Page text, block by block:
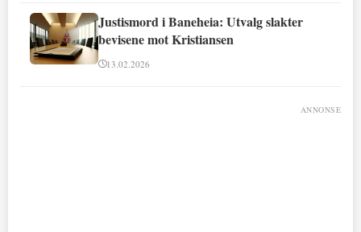
Justismord i Baneheia: Utvalg slakter
bevisene mot Kristiansen
13.02.2026
ANNONSE